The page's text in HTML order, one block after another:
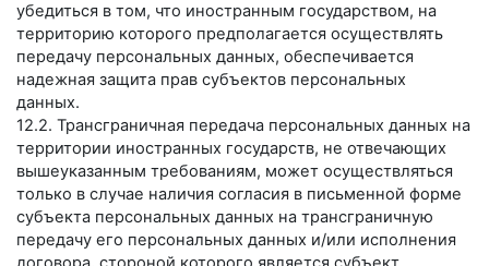
убедиться в том, что иностранным государством, на
территорию которого предполагается осуществлять
передачу персональных данных, обеспечивается
надежная защита прав субъектов персональных
данных.
12.2. Трансграничная передача персональных данных на
территории иностранных государств, не отвечающих
вышеуказанным требованиям, может осуществляться
только в случае наличия согласия в письменной форме
субъекта персональных данных на трансграничную
передачу его персональных данных и/или исполнения